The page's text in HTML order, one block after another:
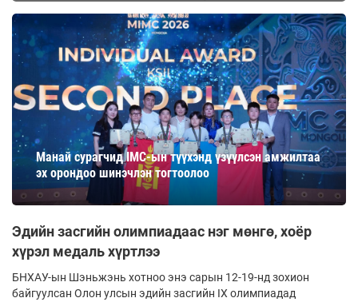
Манай сурагчид IMC-ын түүхэнд үзүүлсэн амжилтаа
эх орондоо шинэчлэн тогтоолоо
Эдийн засгийн олимпиадаас нэг мөнгө, хоёр
хүрэл медаль хүртлээ
БНХАУ-ын Шэньжэнь хотноо энэ сарын 12-19-нд зохион
байгуулсан Олон улсын эдийн засгийн IX олимпиадад